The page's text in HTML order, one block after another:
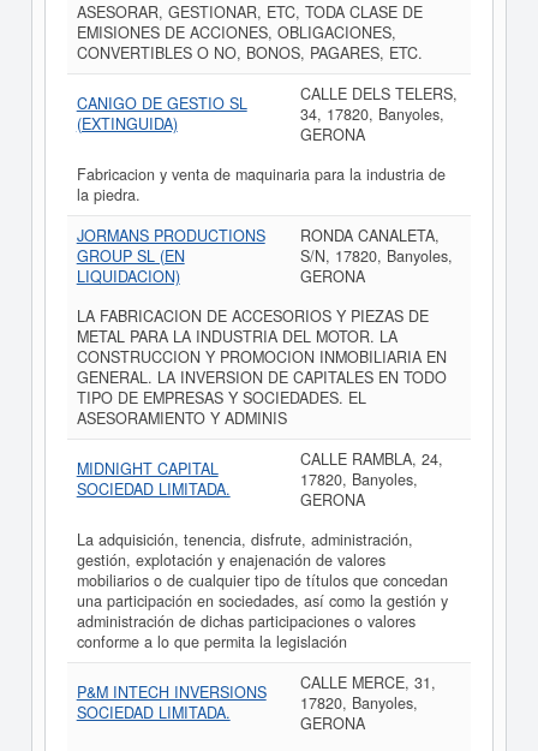
ASESORAR, GESTIONAR, ETC, TODA CLASE DE
EMISIONES DE ACCIONES, OBLIGACIONES,
CONVERTIBLES O NO, BONOS, PAGARES, ETC.
CANIGO DE GESTIO SL
(EXTINGUIDA)
CALLE DELS TELERS,
34, 17820, Banyoles,
GERONA
Fabricacion y venta de maquinaria para la industria de
la piedra.
JORMANS PRODUCTIONS
GROUP SL (EN
LIQUIDACION)
RONDA CANALETA,
S/N, 17820, Banyoles,
GERONA
LA FABRICACION DE ACCESORIOS Y PIEZAS DE
METAL PARA LA INDUSTRIA DEL MOTOR. LA
CONSTRUCCION Y PROMOCION INMOBILIARIA EN
GENERAL. LA INVERSION DE CAPITALES EN TODO
TIPO DE EMPRESAS Y SOCIEDADES. EL
ASESORAMIENTO Y ADMINIS
MIDNIGHT CAPITAL
SOCIEDAD LIMITADA.
CALLE RAMBLA, 24,
17820, Banyoles,
GERONA
La adquisición, tenencia, disfrute, administración,
gestión, explotación y enajenación de valores
mobiliarios o de cualquier tipo de títulos que concedan
una participación en sociedades, así como la gestión y
administración de dichas participaciones o valores
conforme a lo que permita la legislación
P&M INTECH INVERSIONS
SOCIEDAD LIMITADA.
CALLE MERCE, 31,
17820, Banyoles,
GERONA